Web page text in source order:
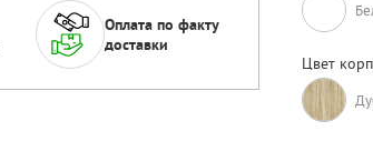
Оплата по факту
доставки
Цвет